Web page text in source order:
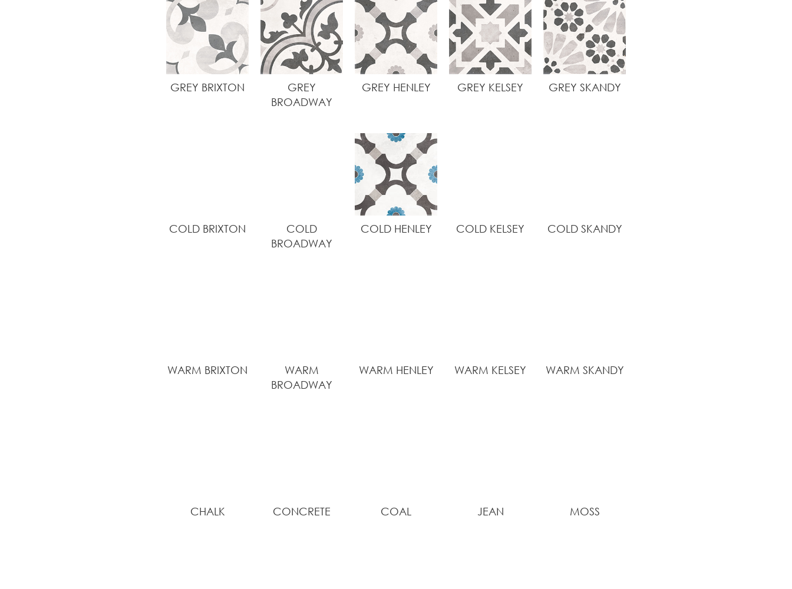
GREY BRIXTON
GREY
BROADWAY
GREY HENLEY GREY KELSEY GREY SKANDY
COLD BRIXTON
COLD
BROADWAY
COLD HENLEY COLD KELSEY COLD SKANDY
WARM BRIXTON
WARM
BROADWAY
WARM HENLEY WARM KELSEY WARM SKANDY
CHALK CONCRETE COAL JEAN MOSS